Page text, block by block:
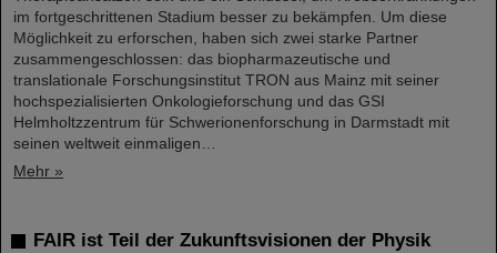
im fortgeschrittenen Stadium besser zu bekämpfen. Um diese
Möglichkeit zu erforschen, haben sich zwei starke Partner
zusammengeschlossen: das biopharmazeutische und
translationale Forschungsinstitut TRON aus Mainz mit seiner
hochspezialisierten Onkologieforschung und das GSI
Helmholtzzentrum für Schwerionenforschung in Darmstadt mit
seinen weltweit einmaligen…
Mehr »
FAIR ist Teil der Zukunftsvisionen der Physik